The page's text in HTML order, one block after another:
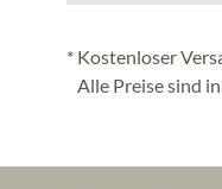
* Kostenloser
Alle Preise sind